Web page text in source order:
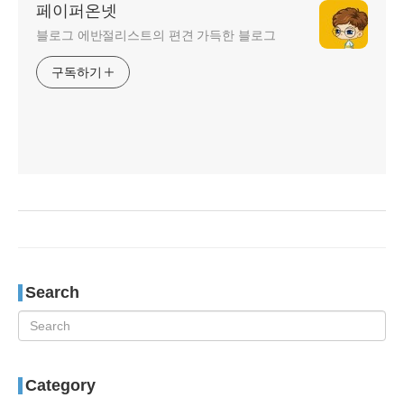
페이퍼온넷
블로그 에반절리스트의 편견 가득한 블로그
구독하기
Search
Category